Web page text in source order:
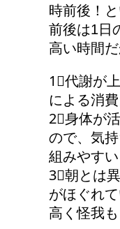
時前後！
前後は1日
高い時間だ
1︎⃣代謝が
による消
2︎⃣身体が
ので、気
組みやすい
3︎⃣朝とは
がほぐれ
高く怪我